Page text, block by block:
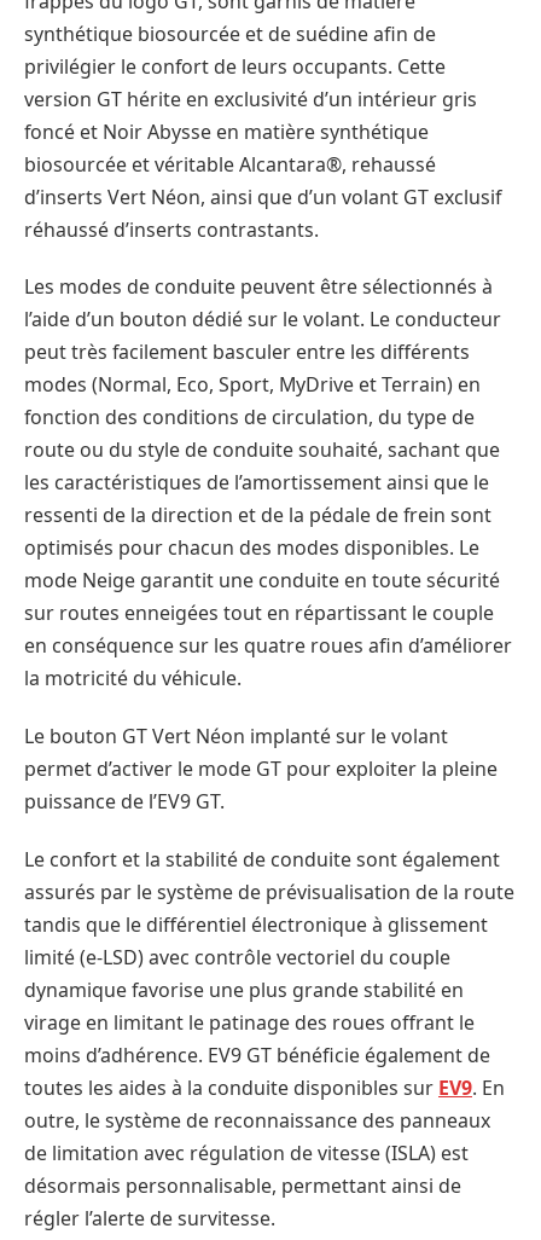
synthétique biosourcée et de suédine afin de
privilégier le confort de leurs occupants. Cette
version GT hérite en exclusivité d’un intérieur gris
foncé et Noir Abysse en matière synthétique
biosourcée et véritable Alcantara®, rehaussé
d’inserts Vert Néon, ainsi que d’un volant GT exclusif
réhaussé d’inserts contrastants.
Les modes de conduite peuvent être sélectionnés à
l’aide d’un bouton dédié sur le volant. Le conducteur
peut très facilement basculer entre les différents
modes (Normal, Eco, Sport, MyDrive et Terrain) en
fonction des conditions de circulation, du type de
route ou du style de conduite souhaité, sachant que
les caractéristiques de l’amortissement ainsi que le
ressenti de la direction et de la pédale de frein sont
optimisés pour chacun des modes disponibles. Le
mode Neige garantit une conduite en toute sécurité
sur routes enneigées tout en répartissant le couple
en conséquence sur les quatre roues afin d’améliorer
la motricité du véhicule.
Le bouton GT Vert Néon implanté sur le volant
permet d’activer le mode GT pour exploiter la pleine
puissance de l’EV9 GT.
Le confort et la stabilité de conduite sont également
assurés par le système de prévisualisation de la route
tandis que le différentiel électronique à glissement
limité (e-LSD) avec contrôle vectoriel du couple
dynamique favorise une plus grande stabilité en
virage en limitant le patinage des roues offrant le
moins d’adhérence. EV9 GT bénéficie également de
toutes les aides à la conduite disponibles sur EV9. En
outre, le système de reconnaissance des panneaux
de limitation avec régulation de vitesse (ISLA) est
désormais personnalisable, permettant ainsi de
régler l’alerte de survitesse.